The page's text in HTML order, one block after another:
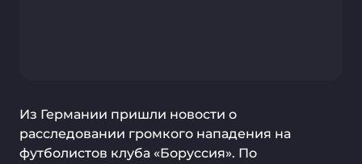
Из Германии пришли новости о
расследовании громкого нападения на
футболистов клуба «Боруссия». По